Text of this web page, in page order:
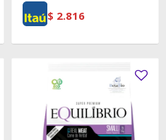
$ 2.816